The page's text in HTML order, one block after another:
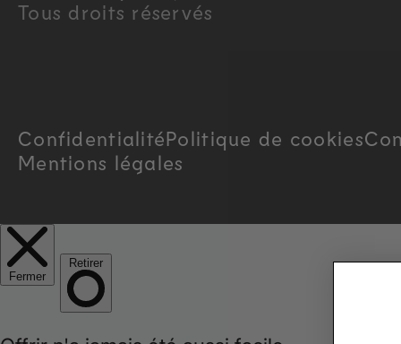
n
r
y
/
r
Tous droits réservés
ConfidentialitéPolitique de cookies
Mentions légales